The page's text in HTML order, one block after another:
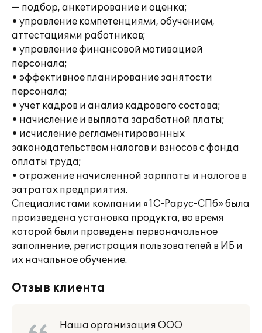
— подбор, анкетирование и оценка;
• управление компетенциями, обучением,
аттестациями работников;
• управление финансовой мотивацией
персонала;
• эффективное планирование занятости
персонала;
• учет кадров и анализ кадрового состава;
• начисление и выплата заработной платы;
• исчисление регламентированных
законодательством налогов и взносов с фонда
оплаты труда;
• отражение начисленной зарплаты и налогов в
затратах предприятия.
Специалистами компании «1С-Рарус-СПб» была
произведена установка продукта, во время
которой были проведены первоначальное
заполнение, регистрация пользователей в ИБ и
их начальное обучение.
Отзыв клиента
Наша организация ООО